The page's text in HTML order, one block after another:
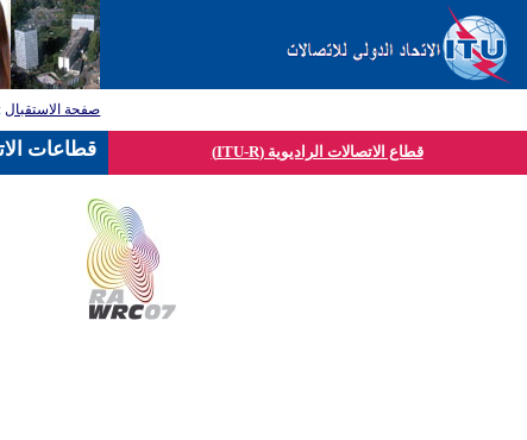
صفحة الاستقبال:
قطاع الاتصالات الراديوية (ITU-R) قطاعات